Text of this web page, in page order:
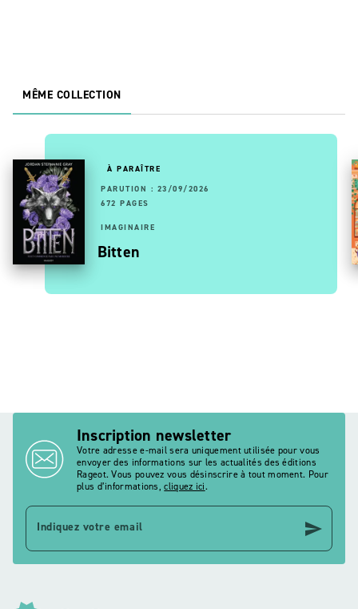
MÊME COLLECTION
À PARAÎTRE
PARUTION : 23/09/2026
672 PAGES
IMAGINAIRE
Bitten
Inscription newsletter
Votre adresse e-mail sera uniquement utilisée pour vous
envoyer des informations sur les actualités des éditions
Rageot. Vous pouvez vous désinscrire à tout moment. Pour
plus d’informations,cliquez ici.
Indiquez votre email send